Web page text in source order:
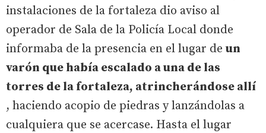
instalaciones de la fortaleza dio aviso al
operador de Sala de la Policía Local donde
informaba de la presencia en el lugar de un
varón que había escalado a una de las
torres de la fortaleza, atrincherándose allí
, haciendo acopio de piedras y lanzándolas a
cualquiera que se acercase. Hasta el lugar